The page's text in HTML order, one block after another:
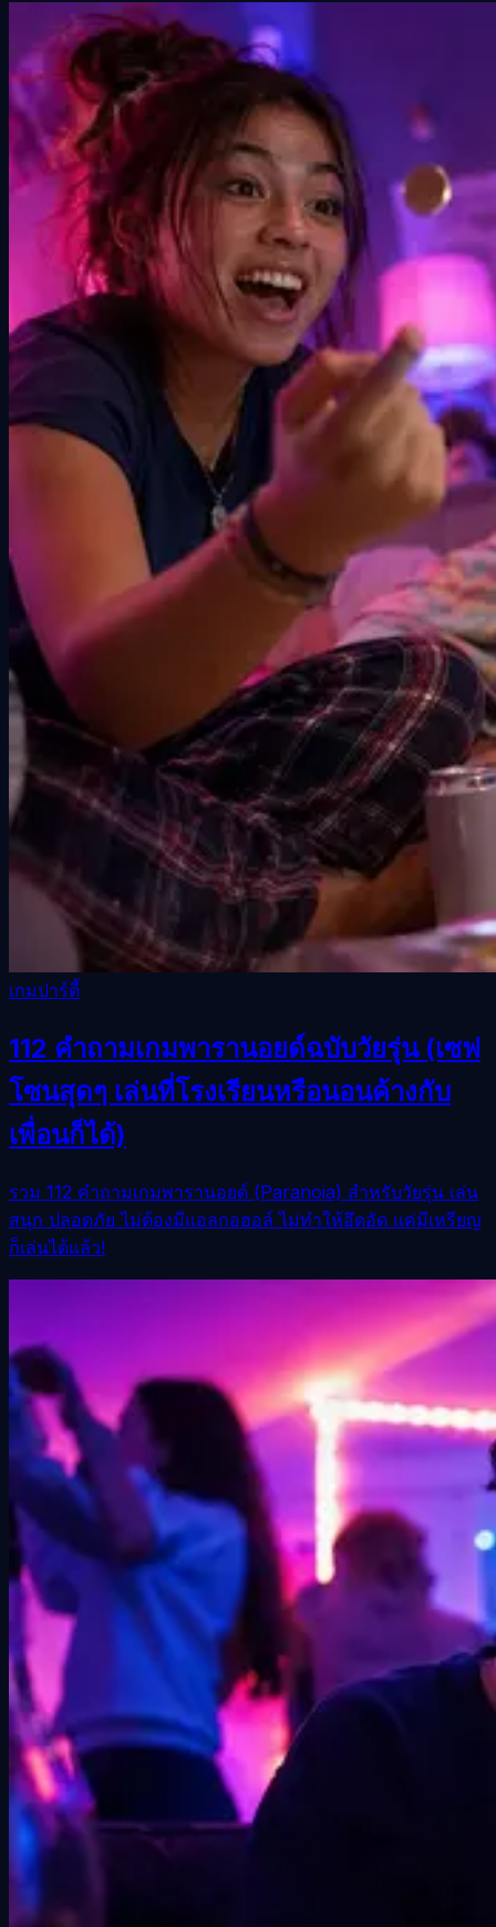
เกมปาร์ตี้
112 คำถามเกมพารานอยด์ฉบับวัยรุ่น (เซฟ
โซนสุดๆ เล่นที่โรงเรียนหรือนอนค้างกับ
เพื่อนก็ได้)
รวม 112 คำถามเกมพารานอยด์ (Paranoia) สำหรับวัยรุ่น เล่น
สนุก ปลอดภัย ไม่ต้องมีแอลกอฮอล์ ไม่ทำให้อึดอัด แค่มีเหรียญ
ก็เล่นได้แล้ว!